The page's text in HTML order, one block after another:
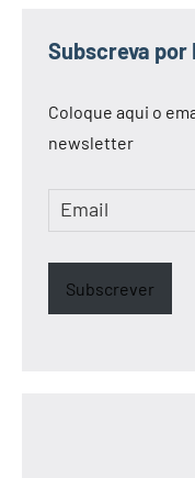
Subscreva por
Coloque aqui o
newsletter
Email
Subscrever